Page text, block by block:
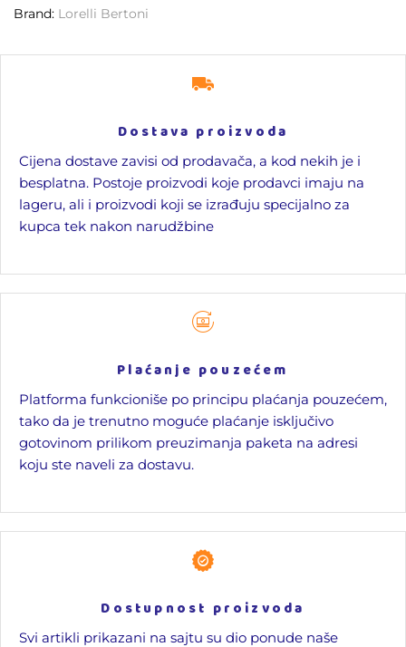
Brand: Lorelli Bertoni
Dostava proizvoda
Cijena dostave zavisi od prodavača, a kod nekih je i
besplatna. Postoje proizvodi koje prodavci imaju na
lageru, ali i proizvodi koji se izrađuju specijalno za
kupca tek nakon narudžbine
Plaćanje pouzećem
Platforma funkcioniše po principu plaćanja pouzećem,
tako da je trenutno moguće plaćanje isključivo
gotovinom prilikom preuzimanja paketa na adresi
koju ste naveli za dostavu.
Dostupnost proizvoda
Svi artikli prikazani na sajtu su dio ponude naše